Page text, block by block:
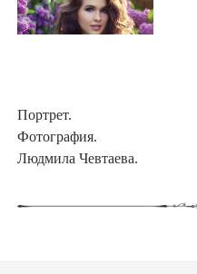
Портрет.
Фотография.
Людмила Чевтаева.